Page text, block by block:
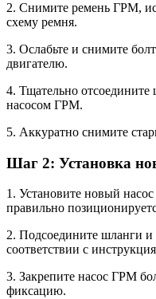
2. Снимите ремень ГРМ,
схему ремня.
3. Ослабьте и снимите
двигателю.
4. Тщательно
насосом ГРМ.
5. Аккуратно снимите
Шаг 2: Установка
1. Установите новый
правильно
2. Подсоедините шланги
соответствии с
3. Закрепите насос ГРМ
фиксацию.